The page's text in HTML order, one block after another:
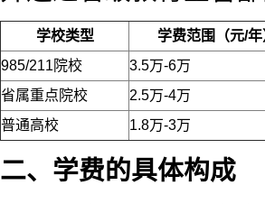
学校类型
学费范围（元/年
985/211院校
3.5万-6万
省属重点院校
2.5万-4万
普通高校
1.8万-3万
二、学费的具体构成